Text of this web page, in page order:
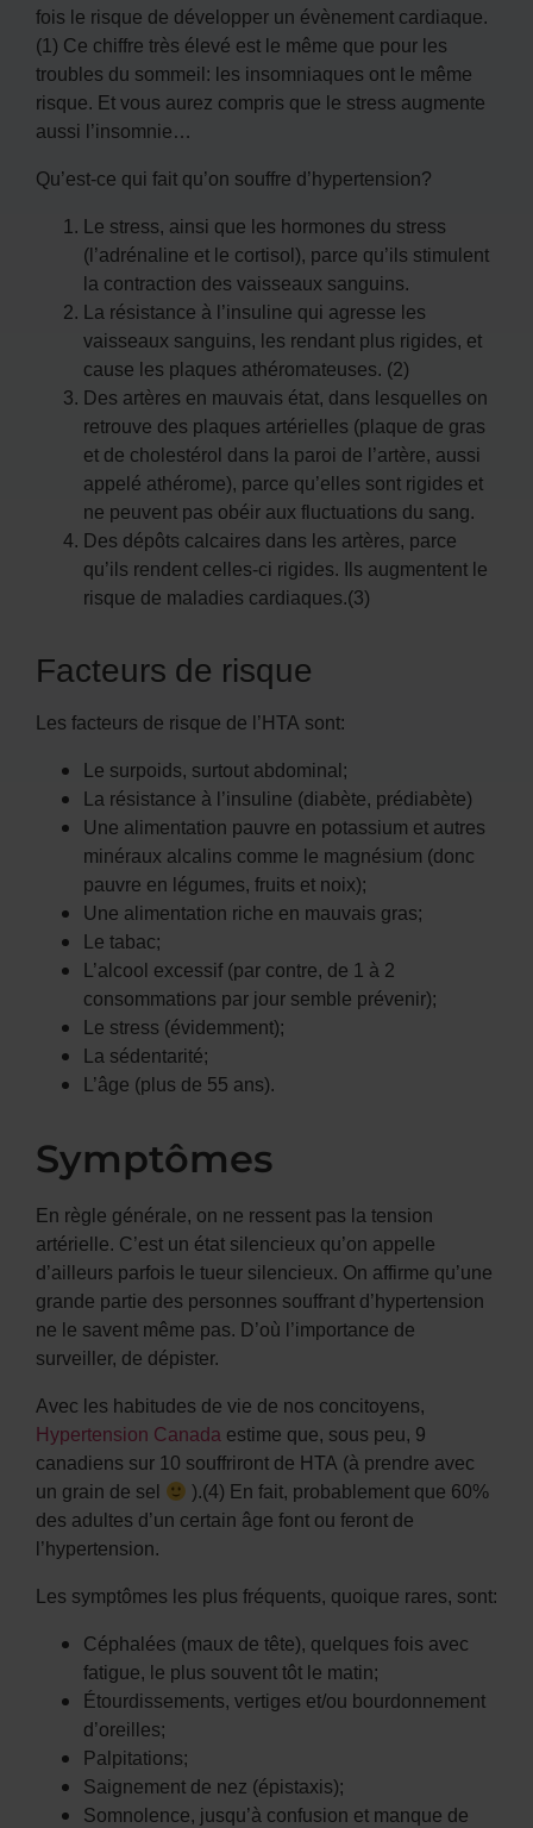
fois le risque de développer un évènement cardiaque.
(1) Ce chiffre très élevé est le même que pour les
troubles du sommeil: les insomniaques ont le même
risque. Et vous aurez compris que le stress augmente
aussi l’insomnie…
Qu’est-ce qui fait qu’on souffre d’hypertension?
Le stress, ainsi que les hormones du stress
(l’adrénaline et le cortisol), parce qu’ils stimulent
la contraction des vaisseaux sanguins.
La résistance à l’insuline qui agresse les
vaisseaux sanguins, les rendant plus rigides, et
cause les plaques athéromateuses. (2)
Des artères en mauvais état, dans lesquelles on
retrouve des plaques artérielles (plaque de gras
et de cholestérol dans la paroi de l’artère, aussi
appelé athérome), parce qu’elles sont rigides et
ne peuvent pas obéir aux fluctuations du sang.
Des dépôts calcaires dans les artères, parce
qu’ils rendent celles-ci rigides. Ils augmentent le
risque de maladies cardiaques.(3)
Facteurs de risque
Les facteurs de risque de l’HTA sont:
Le surpoids, surtout abdominal;
La résistance à l’insuline (diabète, prédiabète)
Une alimentation pauvre en potassium et autres
minéraux alcalins comme le magnésium (donc
pauvre en légumes, fruits et noix);
Une alimentation riche en mauvais gras;
Le tabac;
L’alcool excessif (par contre, de 1 à 2
consommations par jour semble prévenir);
Le stress (évidemment);
La sédentarité;
L’âge (plus de 55 ans).
Symptômes
En règle générale, on ne ressent pas la tension
artérielle. C’est un état silencieux qu’on appelle
d’ailleurs parfois le tueur silencieux. On affirme qu’une
grande partie des personnes souffrant d’hypertension
ne le savent même pas. D’où l’importance de
surveiller, de dépister.
Avec les habitudes de vie de nos concitoyens,
Hypertension Canada estime que, sous peu, 9
canadiens sur 10 souffriront de HTA (à prendre avec
un grain de sel
).(4) En fait, probablement que 60%
des adultes d’un certain âge font ou feront de
l’hypertension.
Les symptômes les plus fréquents, quoique rares, sont:
Céphalées (maux de tête), quelques fois avec
fatigue, le plus souvent tôt le matin;
Étourdissements, vertiges et/ou bourdonnement
d’oreilles;
Palpitations;
Saignement de nez (épistaxis);
Somnolence, jusqu’à confusion et manque de